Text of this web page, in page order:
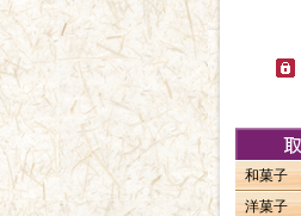
和菓子
洋菓子